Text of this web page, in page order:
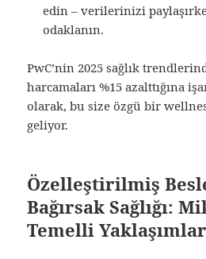
edin – verilerinizi
odaklanın.
PwC’nin 2025 sağlık
harcamaları %15 azalttığına
olarak, bu size özgü bir
geliyor.
Özelleştirilmiş
Bağırsak Sağlığı:
Temelli Yaklaşımlar